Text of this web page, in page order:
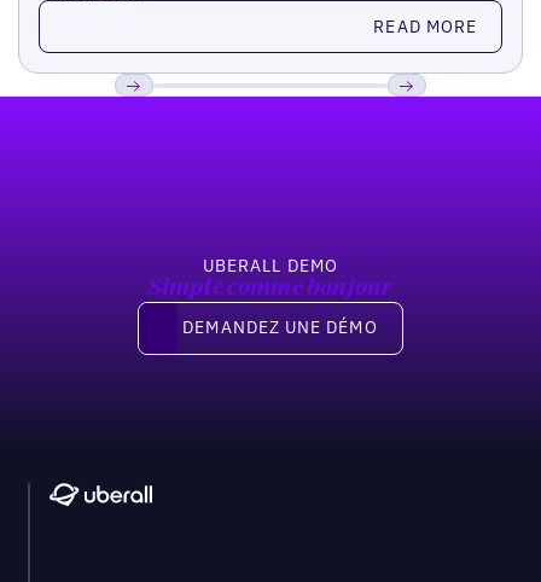
Read more READ MORE
UBERALL DEMO
Simple comme bonjour
Demandez une démo
DEMANDEZ UNE DÉMO